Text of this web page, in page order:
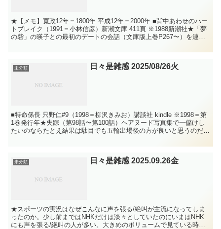
★【メモ】寛政12年＝1800年 平成12年＝2000年 ■背中あわせのハー
トブレイク（1991＝小林信彦）新潮文庫 411頁 ※1988新潮社★「夢
の砦」の暎子との最初のデートの会話（文庫版上巻P267〜）を連想
未分類 日々是雑感 2025/08/26火
■特命係長 只野仁#9（1998＝柳沢きみお）講談社 kindle ※1998＝第
1巻発行年★失踪（第98話〜第100話）ヘアヌード写真集で一儲けし
たいのならたとえ結果は駄目でも五輪出場後の方が良いと思うのだ
未分類 日々是雑感 2025.09.26金
★スポーツの実況はなぜこんなに声を張る/絶叫が主流になってしま
ったのか。少し前まではNHKだけは淡々としていたのにいまはNHK
にも声を張る/絶叫の人が多い。大きめのボリュームで見ている時は